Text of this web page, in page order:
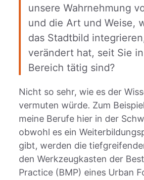
unsere Wahrnehmung
und die Art und Weise,
das Stadtbild
verändert hat, seit Sie
Bereich tätig sind?
Nicht so sehr, wie es der
vermuten würde. Zum
meine Berufe hier in der
obwohl es ein
gibt, werden die
den Werkzeugkasten der
Practice (BMP) eines Urban